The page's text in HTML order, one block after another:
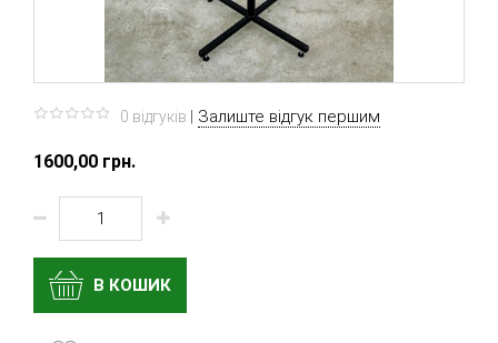
0 вiдгукiв | Залиште відгук першим
1600,00 грн.
В КОШИК